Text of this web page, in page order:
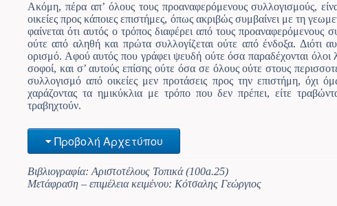
Ακόμη, πέρα απ’ όλους τους προαναφερόμενους συλλογισμούς,
οικείες προς κάποιες επιστήμες, όπως ακριβώς συμβαίνει με τη
φαίνεται ότι αυτός ο τρόπος διαφέρει από τους προαναφερόμενους
ούτε από αληθή και πρώτα συλλογίζεται ούτε από ένδοξα. Διότι
ορισμό. Αφού αυτός που γράφει ψευδή ούτε όσα παραδέχονται όλοι
σοφοί, και σ’ αυτούς επίσης ούτε όσα σε όλους ούτε στους
συλλογισμό από οικείες μεν προτάσεις προς την επιστήμη, όχι
χαράζοντας τα ημικύκλια με τρόπο που δεν πρέπει, είτε
τραβηχτούν.
Προβολή Αρχετύπου
Βιβλιογραφία: Αριστοτέλους Τοπικά (100a.25)
Μετάφραση – επιμέλεια κειμένου: Κότσαλης Γεώργιος